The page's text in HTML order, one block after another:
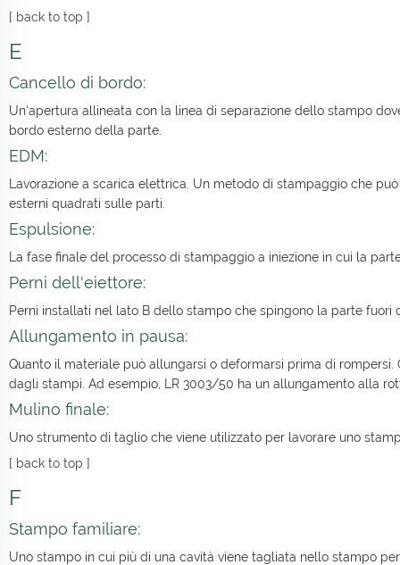
[ back to top ]
E
Cancello di bordo:
Un'apertura allineata con la linea di separazione dello stampo
bordo esterno della parte.
EDM:
Lavorazione a scarica elettrica. Un metodo di stampaggio che
esterni quadrati sulle parti.
Espulsione:
La fase finale del processo di stampaggio a iniezione in cui la
Perni dell'eiettore:
Perni installati nel lato B dello stampo che spingono la parte
Allungamento in pausa:
Quanto il materiale può allungarsi o deformarsi prima di
dagli stampi. Ad esempio, LR 3003/50 ha un allungamento alla
Mulino finale:
Uno strumento di taglio che viene utilizzato per lavorare uno
[ back to top ]
F
Stampo familiare:
Uno stampo in cui più di una cavità viene tagliata nello stampo